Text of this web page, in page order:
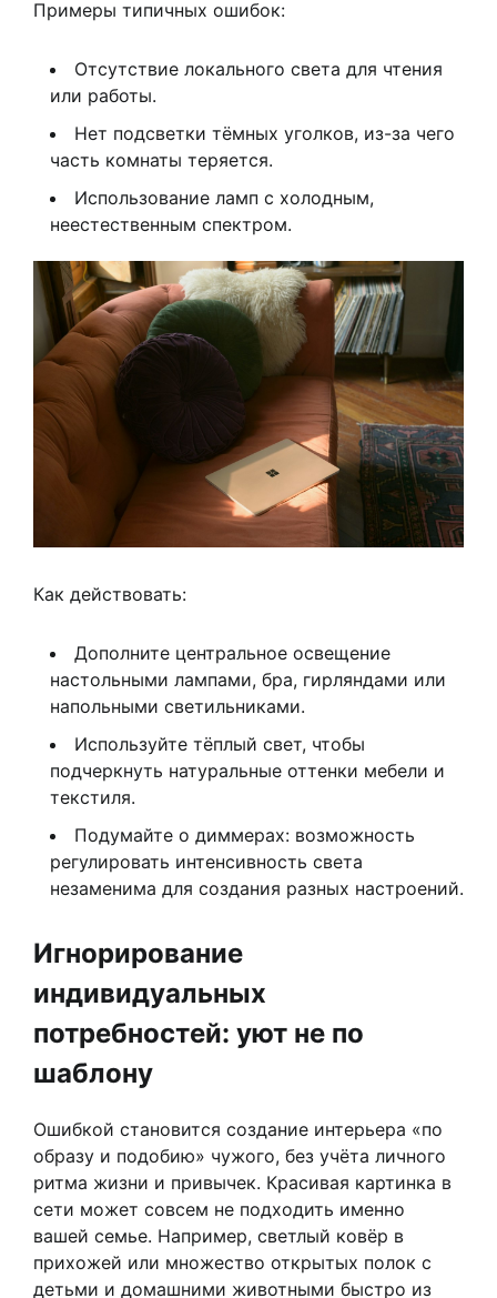
Примеры типичных ошибок:
Отсутствие локального света для чтения
или работы.
Нет подсветки тёмных уголков, из-за чего
часть комнаты теряется.
Использование ламп с холодным,
неестественным спектром.
Как действовать:
Дополните центральное освещение
настольными лампами, бра, гирляндами или
напольными светильниками.
Используйте тёплый свет, чтобы
подчеркнуть натуральные оттенки мебели и
текстиля.
Подумайте о диммерах: возможность
регулировать интенсивность света
незаменима для создания разных настроений.
Игнорирование
индивидуальных
потребностей: уют не по
шаблону
Ошибкой становится создание интерьера «по
образу и подобию» чужого, без учёта личного
ритма жизни и привычек. Красивая картинка в
сети может совсем не подходить именно
вашей семье. Например, светлый ковёр в
прихожей или множество открытых полок с
детьми и домашними животными быстро из